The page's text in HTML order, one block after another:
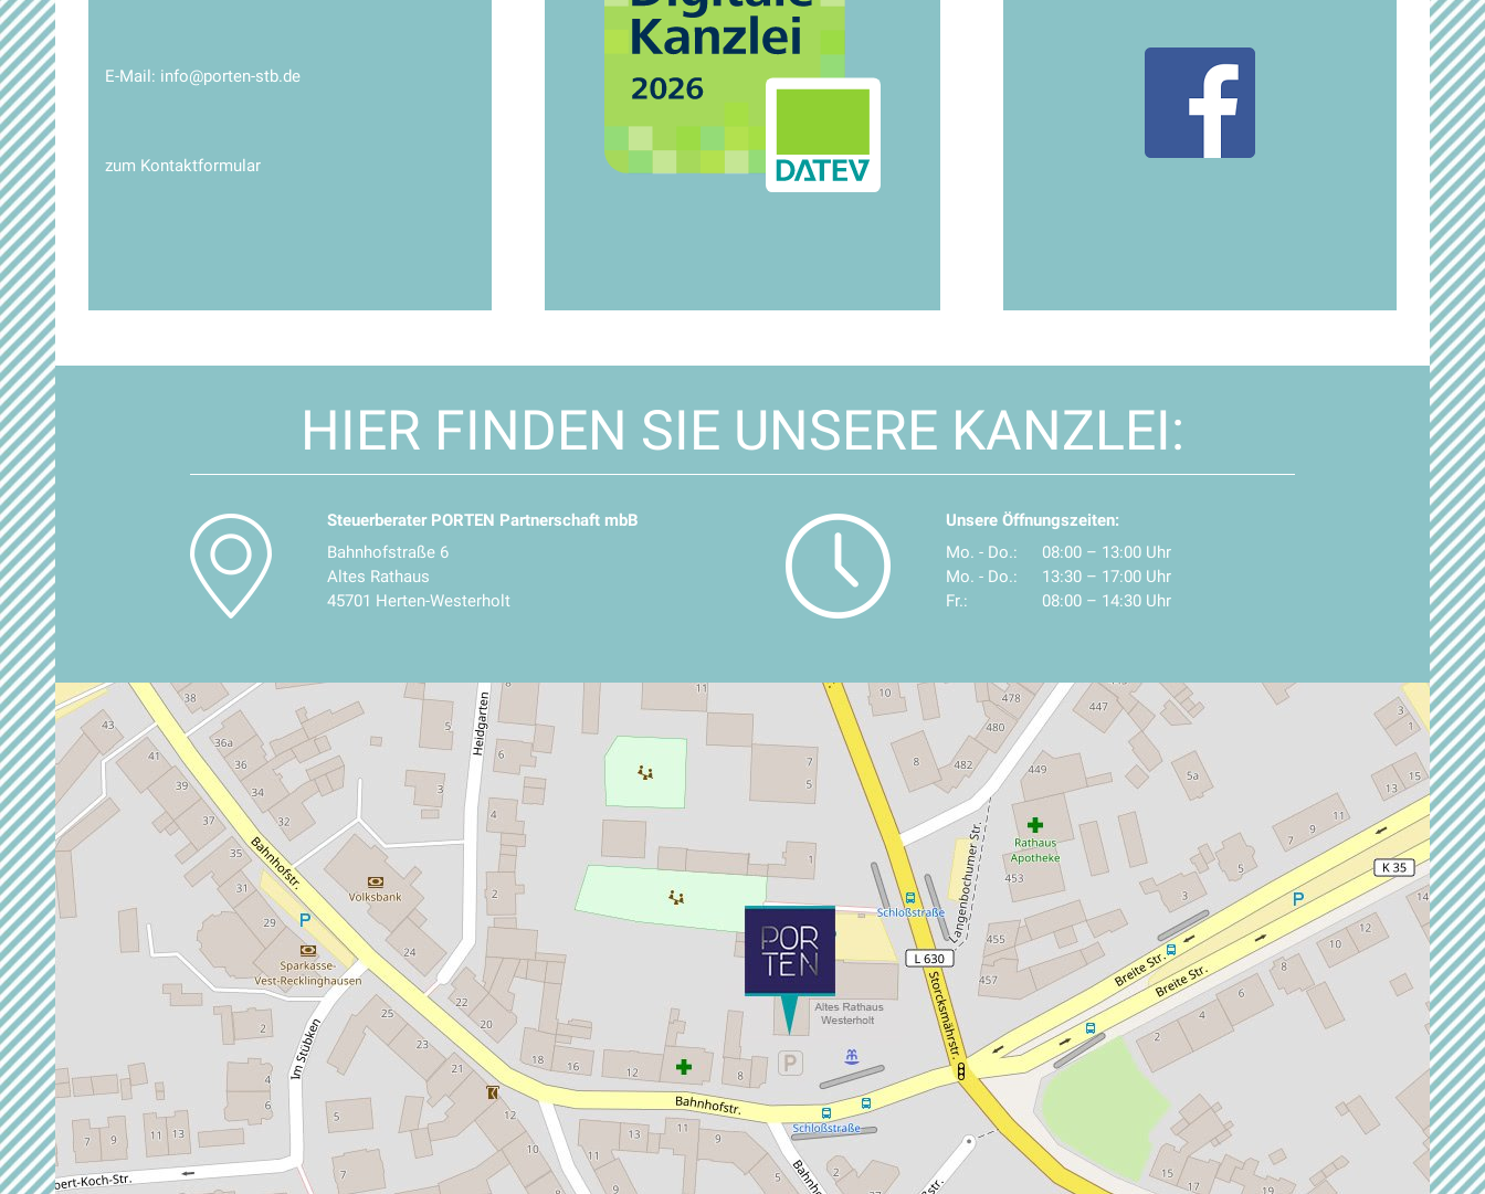
E-Mail: info@porten-stb.de
zum Kontaktformular
HIER FINDEN SIE UNSERE KANZLEI:
Steuerberater PORTEN Partnerschaft mbB
Bahnhofstraße 6
Altes Rathaus
45701 Herten-Westerholt
Unsere Öffnungszeiten:
Mo. - Do.:
08:00 – 13:00 Uhr
Mo. - Do.:
13:30 – 17:00 Uhr
Fr.:
08:00 – 14:30 Uhr